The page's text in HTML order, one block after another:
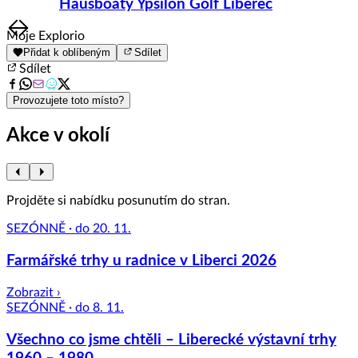
Hausboaty Ypsilon Golf Liberec
Item
1
of
8
Moje Explorio
Přidat k oblíbeným Sdílet
Sdílet
Provozujete toto místo?
Akce v okolí
Projděte si nabídku posunutím do stran.
SEZÓNNĚ · do 20. 11.
Farmářské trhy u radnice v Liberci 2026
Zobrazit ›
SEZÓNNĚ · do 8. 11.
Všechno co jsme chtěli – Liberecké výstavní trhy